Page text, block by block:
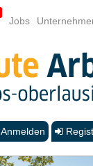
Jobs
Anmelden